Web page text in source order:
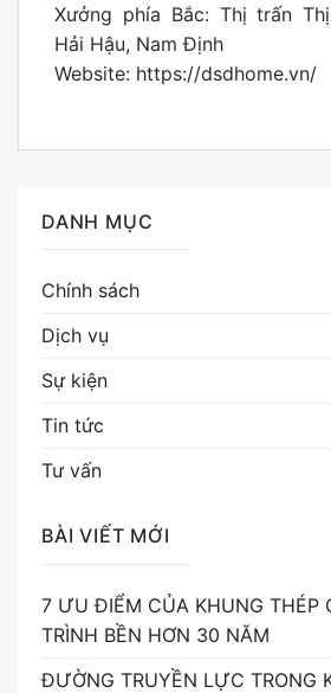
Xưởng phía Bắc: Thị trấn
Hải Hậu, Nam Định
Website: https://dsdhome.vn/
DANH MỤC
Chính sách
Dịch vụ
Sự kiện
Tin tức
Tư vấn
BÀI VIẾT MỚI
7 ƯU ĐIỂM CỦA KHUNG THÉP
TRÌNH BỀN HƠN 30 NĂM
ĐƯỜNG TRUYỀN LỰC TRONG